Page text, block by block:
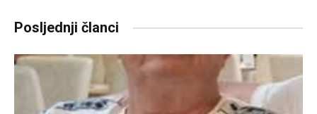
Posljednji članci